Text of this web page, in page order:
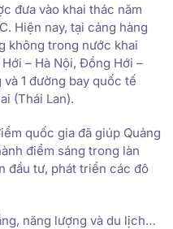
đưa vào khai thác năm
Hiện nay, tại cảng hàng
không trong nước khai
– Hà Nội, Đồng Hới –
1 đường bay quốc tế
(Thái Lan).
quốc gia đã giúp Quảng
điểm sáng trong làn
đầu tư, phát triển các đô
năng lượng và du lịch…